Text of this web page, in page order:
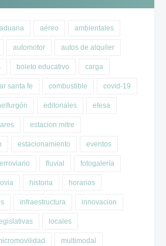
aduana aéreo ambientales
automotor autos de alquiler
boleto educativo carga
santa fe combustible covid-19
editoriales efesa
estacion mitre
estacionamiento eventos
fluvial fotogalería
historia horarios
infraestructura innovacion
locales
multimodal